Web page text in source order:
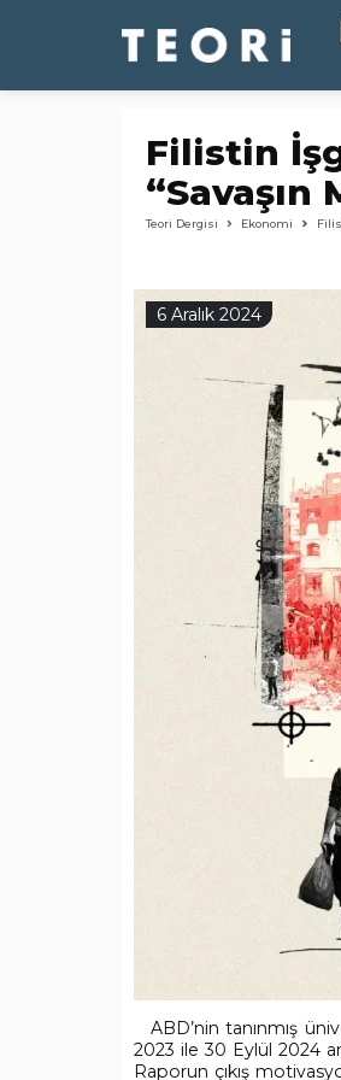
Filistin
“Savaşın
Teori Dergisi Ekonomi
6 Aralık 2024
ABD’nin tanınmış
2023 ile 30 Eylül 2024
Raporun çıkış